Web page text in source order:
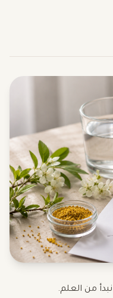
من العلم.